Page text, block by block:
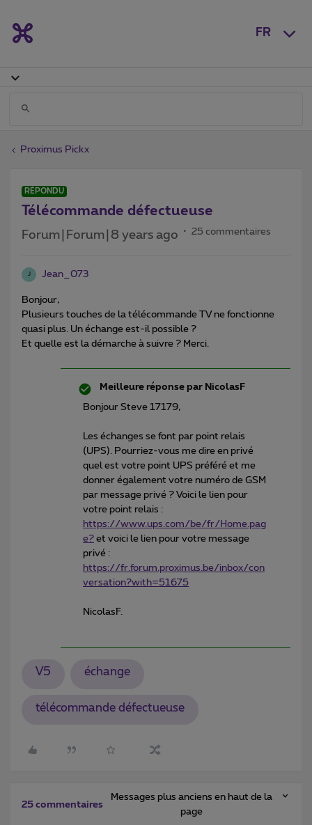
FR
Proximus Pickx
RÉPONDU
Télécommande défectueuse
Forum|Forum|8 years ago 25 commentaires
J Jean_073
Bonjour,
Plusieurs touches de la télécommande TV ne fonctionne
quasi plus. Un échange est-il possible ?
Et quelle est la démarche à suivre ? Merci.
Meilleure réponse par NicolasF
Bonjour Steve 17179,
Les échanges se font par point relais
(UPS). Pourriez-vous me dire en privé
quel est votre point UPS préféré et me
donner également votre numéro de GSM
par message privé ? Voici le lien pour
votre point relais :
https://www.ups.com/be/fr/Home.pag
e? et voici le lien pour votre message
privé :
https://fr.forum.proximus.be/inbox/con
versation?with=51675
NicolasF.
V5 échange
télécommande défectueuse
25 commentaires
Messages plus anciens en haut de la
page